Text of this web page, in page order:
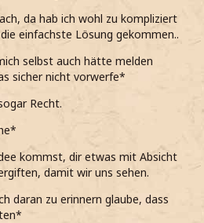
da hab ich wohl zu kompliziert
einfachste Lösung gekommen..
selbst auch hätte melden
sicher nicht vorwerfe*
Recht.
kommst, dir etwas mit Absicht
damit wir uns sehen.
daran zu erinnern glaube, dass